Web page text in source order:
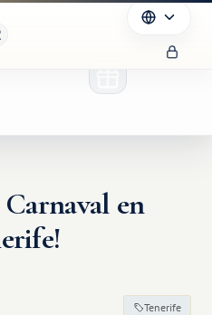
Carnaval en
Tenerife